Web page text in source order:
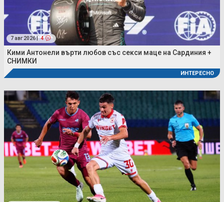
7 авг 2026 | 4
Кими Антонели върти любов със секси маце на Сардиния +
СНИМКИ
ИНТЕРЕСНО